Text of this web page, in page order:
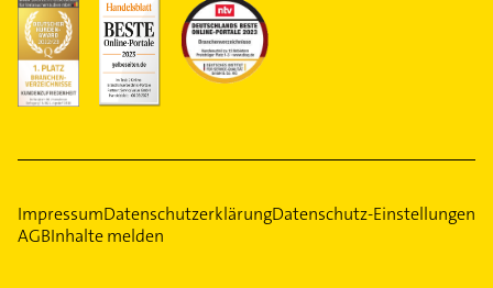
ImpressumDatenschutzerklärungDatenschutz-Einstellungen
AGBInhalte melden